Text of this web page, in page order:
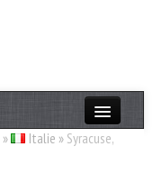
» Italie » Syracuse,